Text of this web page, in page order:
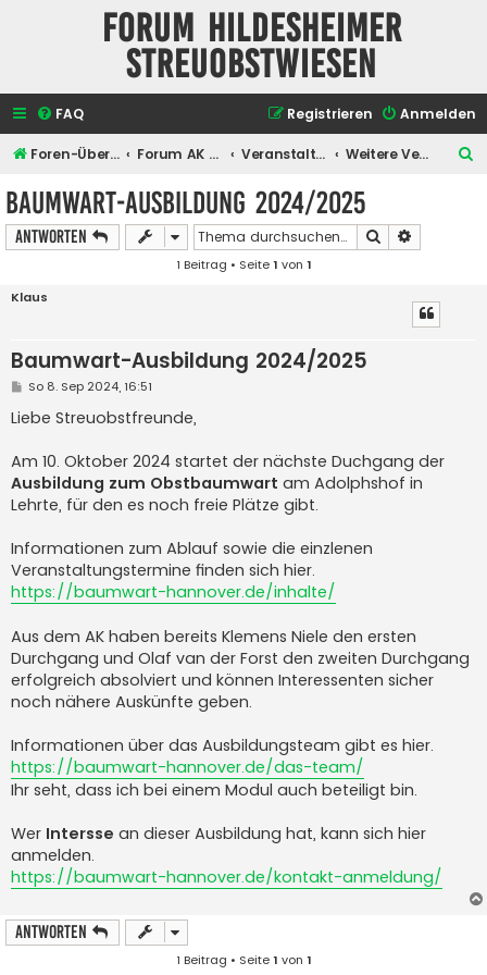
Forum Hildesheimer
Streuobstwiesen
FAQ Anmelden
Registrieren
Foren-Übersicht Forum AK Hildesheimer Streuobstwiesen Veranstaltungen Weitere Veranstaltungen
Baumwart-Ausbildung 2024/2025
Antworten Suche
1 Beitrag • Seite1 von 1
Klaus
Baumwart-Ausbildung 2024/2025
B
i
t
a
g
So 8. Sep 2024, 16:51
Liebe Streuobstfreunde,
Am 10. Oktober 2024 startet der nächste Duchgang der
Ausbildung zum Obstbaumwart am Adolphshof in
Lehrte, für den es noch freie Plätze gibt.
Informationen zum Ablauf sowie die einzlenen
Veranstaltungstermine finden sich hier.
https://baumwart-hannover.de/inhalte/
Aus dem AK haben bereits Klemens Niele den ersten
Durchgang und Olaf van der Forst den zweiten Durchgang
erfolgreich absolviert und können Interessenten sicher
noch nähere Auskünfte geben.
Informationen über das Ausbildungsteam gibt es hier.
https://baumwart-hannover.de/das-team/
Ihr seht, dass ich bei einem Modul auch beteiligt bin.
Wer Intersse an dieser Ausbildung hat, kann sich hier
anmelden.
https://baumwart-hannover.de/kontakt-anmeldung/
Antworten
1 Beitrag • Seite1 von 1